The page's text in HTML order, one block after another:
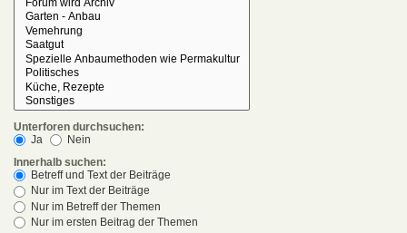
Unterforen durchsuchen:
Ja
Nein
Innerhalb suchen:
Betreff und Text der Beiträge
Nur im Text der Beiträge
Nur im Betreff der Themen
Nur im ersten Beitrag der Themen